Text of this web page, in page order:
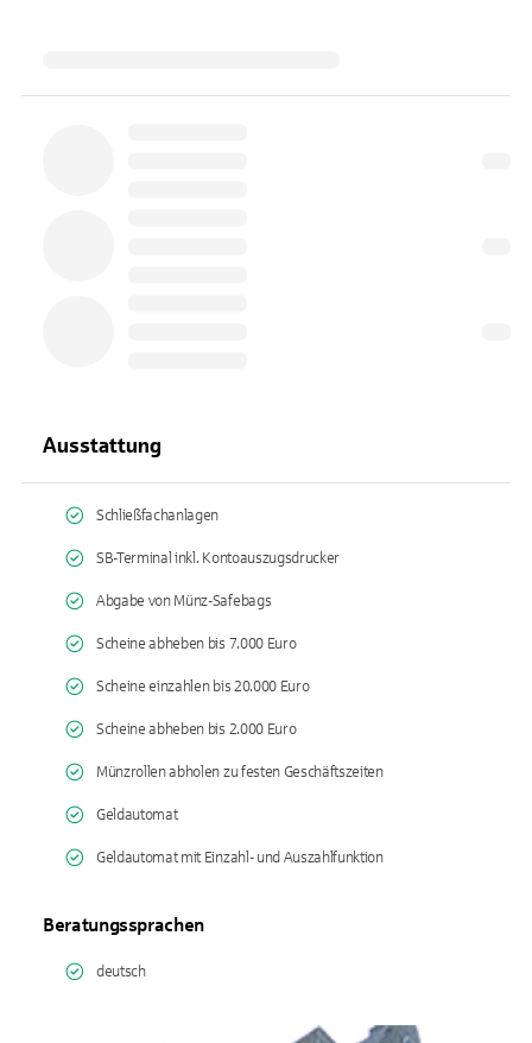
Ausstattung
Schließfachanlagen
SB-Terminal inkl. Kontoauszugsdrucker
Abgabe von Münz-Safebags
Scheine abheben bis 7.000 Euro
Scheine einzahlen bis 20.000 Euro
Scheine abheben bis 2.000 Euro
Münzrollen abholen zu festen Geschäftszeiten
Geldautomat
Geldautomat mit Einzahl- und Auszahlfunktion
Beratungssprachen
deutsch